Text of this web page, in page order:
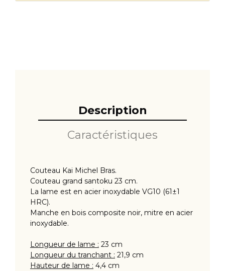
Description
Caractéristiques
Couteau Kai Michel Bras.
Couteau grand santoku 23 cm.
La lame est en acier inoxydable VG10 (61±1
HRC).
Manche en bois composite noir, mitre en acier
inoxydable.
Longueur de lame : 23 cm
Longueur du tranchant : 21,9 cm
Hauteur de lame : 4,4 cm